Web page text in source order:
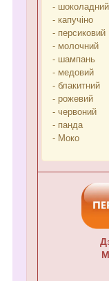
- шоколадний
- капучіно
- персиковий
- молочний
- шампань
- медовий
- блакитний
- рожевий
- червоний
- панда
- Моко